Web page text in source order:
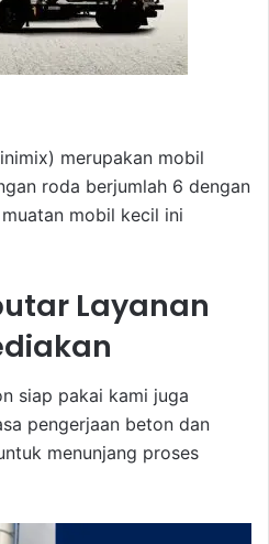
merupakan mobil
roda berjumlah 6 dengan
mobil kecil ini
Layanan
siap pakai kami juga
pengerjaan beton dan
menunjang proses